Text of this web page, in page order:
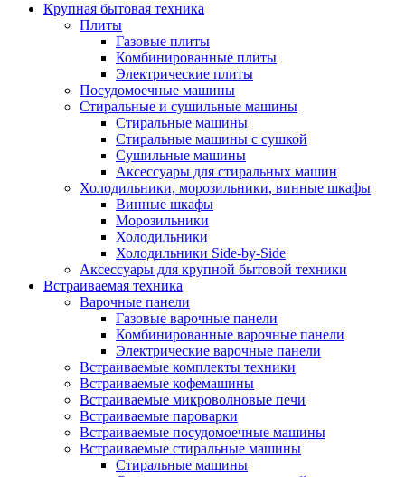
Крупная бытовая техника
Плиты
Газовые плиты
Комбинированные плиты
Электрические плиты
Посудомоечные машины
Стиральные и сушильные машины
Стиральные машины
Стиральные машины с сушкой
Сушильные машины
Аксессуары для стиральных машин
Холодильники, морозильники, винные шкафы
Винные шкафы
Морозильники
Холодильники
Холодильники Side-by-Side
Аксессуары для крупной бытовой техники
Встраиваемая техника
Варочные панели
Газовые варочные панели
Комбинированные варочные панели
Электрические варочные панели
Встраиваемые комплекты техники
Встраиваемые кофемашины
Встраиваемые микроволновые печи
Встраиваемые пароварки
Встраиваемые посудомоечные машины
Встраиваемые стиральные машины
Стиральные машины